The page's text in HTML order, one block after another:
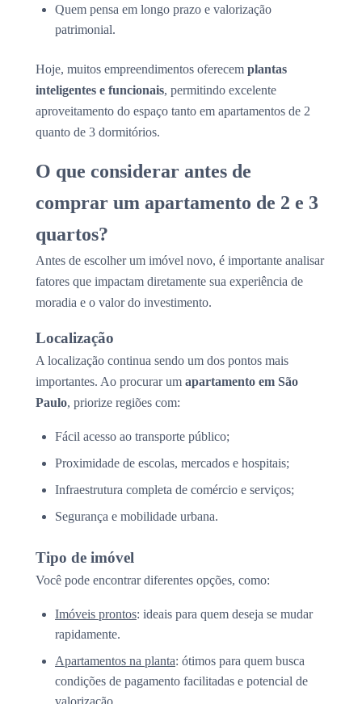
Quem pensa em longo prazo e valorização
patrimonial.
Hoje, muitos empreendimentos oferecem plantas
inteligentes e funcionais, permitindo excelente
aproveitamento do espaço tanto em apartamentos de 2
quanto de 3 dormitórios.
O que considerar antes de
comprar um apartamento de 2 e 3
quartos?
Antes de escolher um imóvel novo, é importante analisar
fatores que impactam diretamente sua experiência de
moradia e o valor do investimento.
Localização
A localização continua sendo um dos pontos mais
importantes. Ao procurar um apartamento em São
Paulo, priorize regiões com:
Fácil acesso ao transporte público;
Proximidade de escolas, mercados e hospitais;
Infraestrutura completa de comércio e serviços;
Segurança e mobilidade urbana.
Tipo de imóvel
Você pode encontrar diferentes opções, como:
Imóveis prontos: ideais para quem deseja se mudar
rapidamente.
Apartamentos na planta: ótimos para quem busca
condições de pagamento facilitadas e potencial de
valorização.